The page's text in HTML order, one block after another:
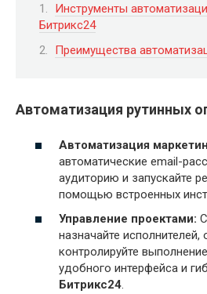
Инструменты
Битрикс24
Преимущества
Автоматизация рутинных
Автоматизация
автоматические email-
аудиторию и запускайте
помощью встроенных
Управление проектами:
назначайте исполнителей,
контролируйте
удобного интерфейса и
Битрикс24.